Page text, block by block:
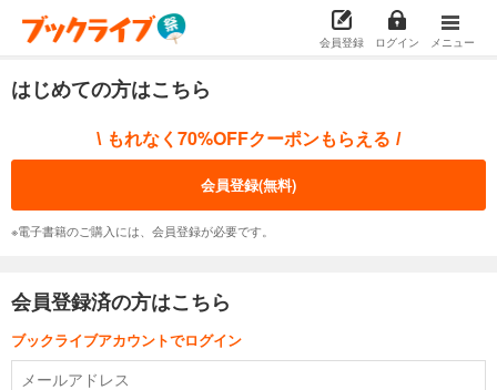
会員登録 ログイン メニュー
はじめての方はこちら
\ もれなく70%OFFクーポンもらえる /
会員登録(無料)
※電子書籍のご購入には、会員登録が必要です。
会員登録済の方はこちら
ブックライブアカウントでログイン